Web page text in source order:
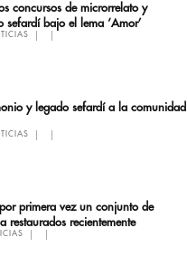
concursos de microrrelato y
bajo el lema ‘Amor’
y legado sefardí a la comunidad
primera vez un conjunto de
restaurados recientemente